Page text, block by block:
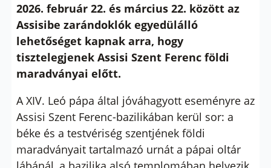
2026. február 22. és március 22. között az
Assisibe zarándoklók egyedülálló
lehetőséget kapnak arra, hogy
tisztelegjenek Assisi Szent Ferenc földi
maradványai előtt.
A XIV. Leó pápa által jóváhagyott eseményre az
Assisi Szent Ferenc-bazilikában kerül sor: a
béke és a testvériség szentjének földi
maradványait tartalmazó urnát a pápai oltár